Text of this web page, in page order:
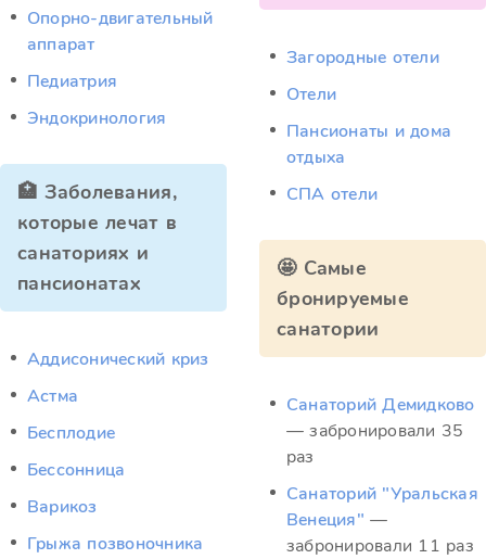
Опорно-двигательный
аппарат
Педиатрия
Эндокринология
🏥 Заболевания,
которые лечат в
санаториях и
пансионатах
Аддисонический криз
Астма
Бесплодие
Бессонница
Варикоз
Грыжа позвоночника
Загородные отели
Отели
Пансионаты и дома
отдыха
СПА отели
🤩 Самые
бронируемые
санатории
Санаторий Демидково
— забронировали 35
раз
Санаторий "Уральская
Венеция" —
забронировали 11 раз